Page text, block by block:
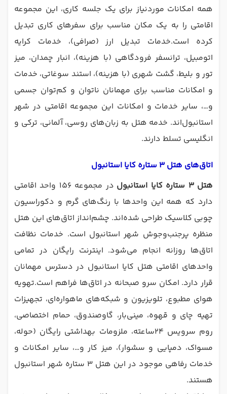
همه امکانات مورد‌نیاز برای یک جلسه کاری، این مجموعه
اقامتی را به یک مکان مناسب برای سفرهای کاری تبدیل
کرده است.خدمات تبدیل ارز (صرافی)، خدمات کرایه
اتومبیل، ترانسفر فرودگاهی (با هزینه)، انبار چمدان، میز
تور و بلیط، گشت شهری (با هزینه)، استند سوغاتی، خدمات
و امکانات مناسب برای مهمانان ناتوان و کم‌توان جسمی
و…، سایر خدمات و امکانات این مجموعه اقامتی در شهر
استانبول‌‌اند. خدمه هتل به زبان‌های روسی، آلمانی، ترکی و
انگلیسی تسلط دارند.
اتاق‌های هتل 3 ستاره کایا استانبول
هتل 3 ستاره کایا استانبول
در مجموعه ۱۵۶ واحد اقامتی
دارد که همه این واحدها با رنگ‌های گرم و دکوراسیون
چوبی کلاسیک طراحی شده‌اند. چشم‌انداز اتاق‌های این هتل
منظره پر‌جنب‌وجوش شهر استانبول است. خدمات نظافت
اتاق‌ها روزانه انجام می‌شود. اینترنت رایگان در تمامی
واحدهای اقامتی هتل کایا استانبول در دسترس مهمانان
قرار دارد. امکان سرو صبحانه در اتاق‌ها فراهم است.تهویه
هوای مطبوع، تلویزیون و شبکه‌های ماهواره‌ای، تجهیزات
تهیه چای و قهوه، مینی‌بار، گاوصندوق، حمام اختصاصی،
روم سرویس ۲۴‌ساعته، ملزومات بهداشتی رایگان (حوله،
مسواک، دمپایی و سشوار)، میز کار و…، سایر امکانات و
خدمات رفاهی موجود در این هتل ۳ ستاره شهر استانبول
هستند.